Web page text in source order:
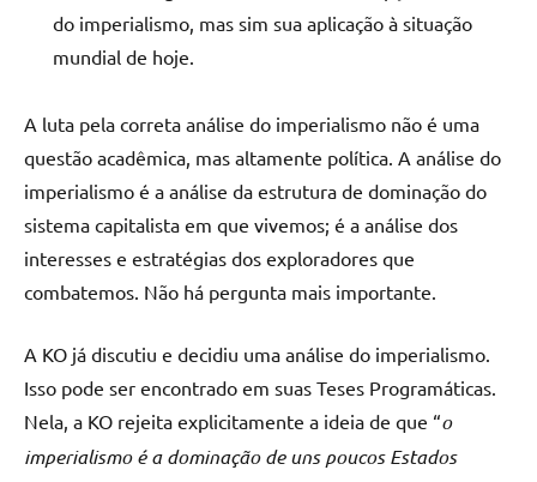
do imperialismo, mas sim sua aplicação à situação
mundial de hoje.
A luta pela correta análise do imperialismo não é uma
questão acadêmica, mas altamente política. A análise do
imperialismo é a análise da estrutura de dominação do
sistema capitalista em que vivemos; é a análise dos
interesses e estratégias dos exploradores que
combatemos. Não há pergunta mais importante.
A KO já discutiu e decidiu uma análise do imperialismo.
Isso pode ser encontrado em suas Teses Programáticas.
Nela, a KO rejeita explicitamente a ideia de que “o
imperialismo é a dominação de uns poucos Estados